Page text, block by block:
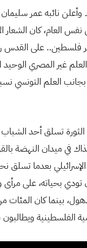
نائبه عمر
من نفس العام، كان
فلسطين.. على القدس
غير المصري
بجانب العلم التونسي
تسلق أحد الشباب
آنذاك في ميدان النهضة
تودي بحياته، على
بينما كان المئات
الفلسطينية ويطالبون